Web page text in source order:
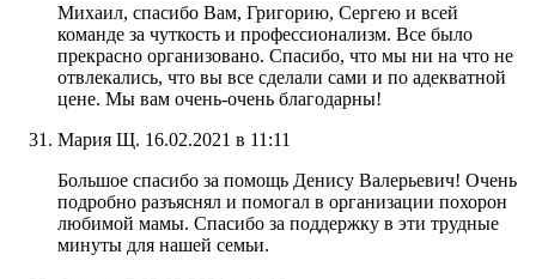
Михаил, спасибо Вам, Григорию, Сергею и всей
команде за чуткость и профессионализм. Все было
прекрасно организовано. Спасибо, что мы ни на что не
отвлекались, что вы все сделали сами и по адекватной
цене. Мы вам очень-очень благодарны!
Мария Щ. 16.02.2021 в 11:11
Большое спасибо за помощь Денису Валерьевич! Очень
подробно разъяснял и помогал в организации похорон
любимой мамы. Спасибо за поддержку в эти трудные
минуты для нашей семьи.